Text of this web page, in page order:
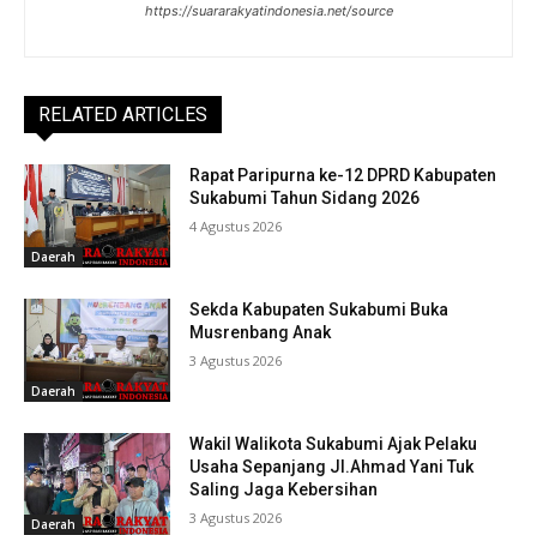
https://suararakyatindonesia.net/source
RELATED ARTICLES
Daerah
Rapat Paripurna ke-12 DPRD Kabupaten
Sukabumi Tahun Sidang 2026
4 Agustus 2026
Daerah
Sekda Kabupaten Sukabumi Buka
Musrenbang Anak
3 Agustus 2026
Daerah
Wakil Walikota Sukabumi Ajak Pelaku
Usaha Sepanjang Jl.Ahmad Yani Tuk
Saling Jaga Kebersihan
3 Agustus 2026